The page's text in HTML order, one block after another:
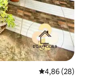
4,86 de uma
4,86 (28)